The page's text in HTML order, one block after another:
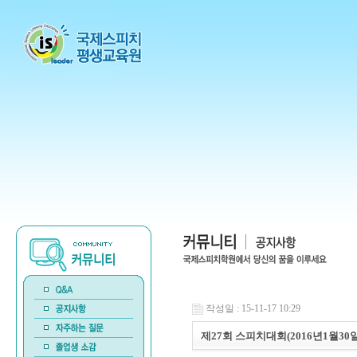
작성일 : 15-11-17 10:29
제27회 스피치대회(2016년1월30